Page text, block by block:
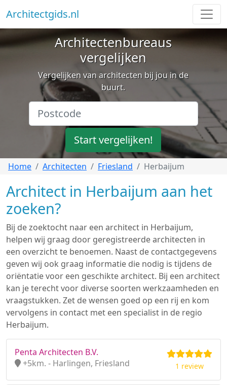
Architectgids.nl
Architectenbureaus
vergelijken
Vergelijken van architecten bij jou in de
buurt.
Start vergelijken!
Home Architecten Friesland Herbaijum
Architect in Herbaijum aan het
zoeken?
Bij de zoektocht naar een architect in Herbaijum,
helpen wij graag door geregistreerde architecten in
een overzicht te benoemen. Naast de contactgegevens
geven wij ook graag informatie die nodig is tijdens de
oriëntatie voor een geschikte architect. Bij een architect
kan je terecht voor diverse soorten werkzaamheden en
vraagstukken. Zet de wensen goed op een rij en kom
vervolgens in contact met een specialist in de regio
Herbaijum.
Penta Architecten B.V.
+5km. - Harlingen, Friesland
1 review